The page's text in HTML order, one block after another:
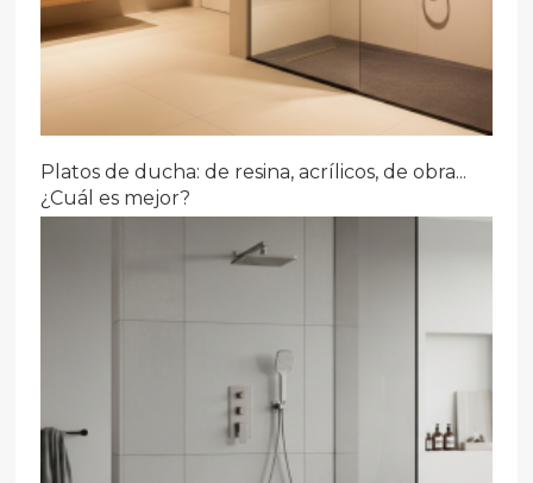
Platos de ducha: de resina, acrílicos, de obra...
¿Cuál es mejor?